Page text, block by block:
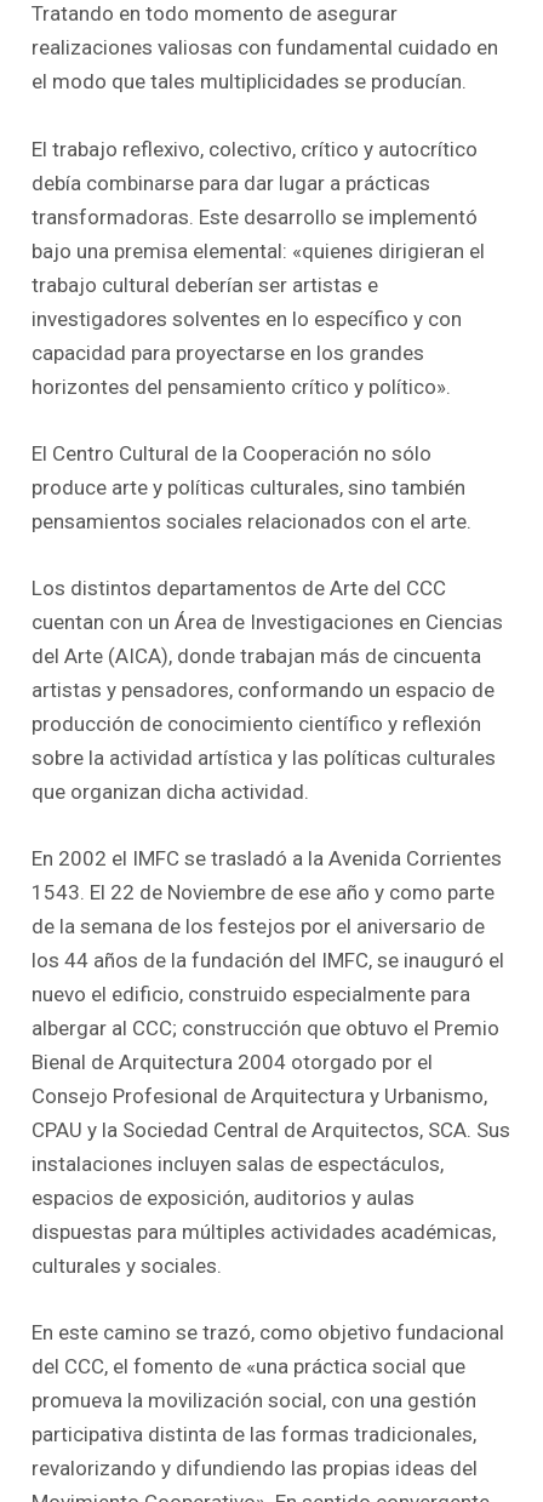
Tratando en todo momento de asegurar
realizaciones valiosas con fundamental cuidado en
el modo que tales multiplicidades se producían.
El trabajo reflexivo, colectivo, crítico y autocrítico
debía combinarse para dar lugar a prácticas
transformadoras. Este desarrollo se implementó
bajo una premisa elemental: «quienes dirigieran el
trabajo cultural deberían ser artistas e
investigadores solventes en lo específico y con
capacidad para proyectarse en los grandes
horizontes del pensamiento crítico y político».
El Centro Cultural de la Cooperación no sólo
produce arte y políticas culturales, sino también
pensamientos sociales relacionados con el arte.
Los distintos departamentos de Arte del CCC
cuentan con un Área de Investigaciones en Ciencias
del Arte (AICA), donde trabajan más de cincuenta
artistas y pensadores, conformando un espacio de
producción de conocimiento científico y reflexión
sobre la actividad artística y las políticas culturales
que organizan dicha actividad.
En 2002 el IMFC se trasladó a la Avenida Corrientes
1543. El 22 de Noviembre de ese año y como parte
de la semana de los festejos por el aniversario de
los 44 años de la fundación del IMFC, se inauguró el
nuevo el edificio, construido especialmente para
albergar al CCC; construcción que obtuvo el Premio
Bienal de Arquitectura 2004 otorgado por el
Consejo Profesional de Arquitectura y Urbanismo,
CPAU y la Sociedad Central de Arquitectos, SCA. Sus
instalaciones incluyen salas de espectáculos,
espacios de exposición, auditorios y aulas
dispuestas para múltiples actividades académicas,
culturales y sociales.
En este camino se trazó, como objetivo fundacional
del CCC, el fomento de «una práctica social que
promueva la movilización social, con una gestión
participativa distinta de las formas tradicionales,
revalorizando y difundiendo las propias ideas del